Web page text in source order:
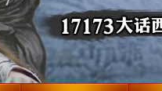
权与自由 诛仙世界 新仙侠5